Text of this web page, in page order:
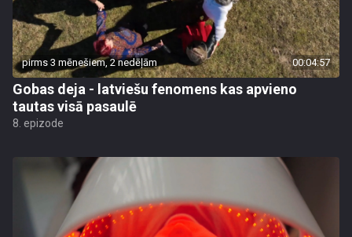
pirms 3 mēnešiem, 2 nedēļām 00:04:57
Gobas deja - latviešu fenomens kas apvieno
tautas visā pasaulē
8. epizode